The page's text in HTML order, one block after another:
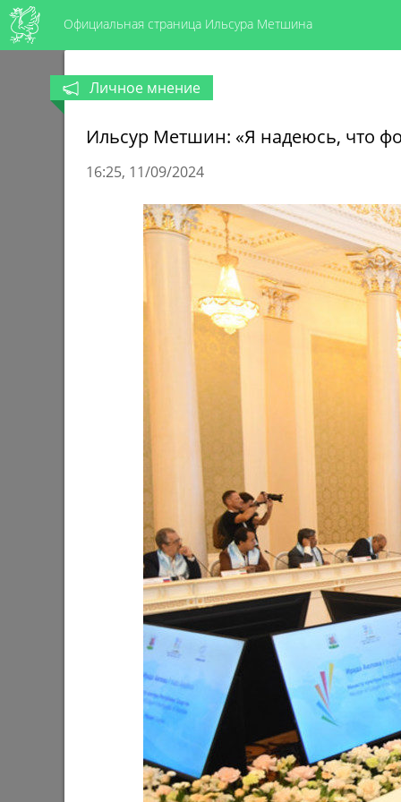
Официальная страница Ильсура Метшина
форум станет ежегодным и обретет
статус авторитетного творческого
Мэр
разных
28/08/
Ильсур Метшин: «Когда вы работаете
Ильсур
Личное мнение
Ильсур Метшин: «Я надеюсь, что
16:25 11/09/2024